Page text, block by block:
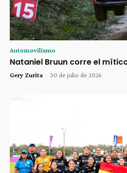
Automovilismo
Nataniel Bruun corre el
Gery Zurita - 30 de julio de 2026